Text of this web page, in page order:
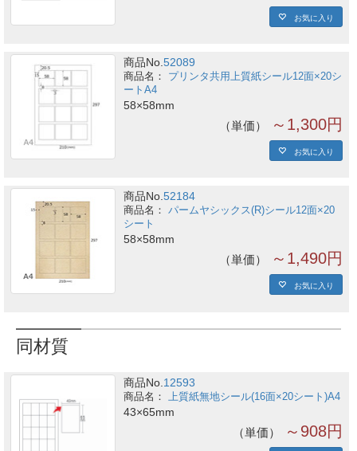
お気に入り
商品No.52089
プリンタ共用上質紙シール12面×20シ
ートA4
58×58mm
単価 ～1,300円
お気に入り
商品No.52184
パームヤシックス(R)シール12面×20
シート
58×58mm
単価 ～1,490円
お気に入り
同材質
商品No. 12593
上質紙無地シール(16面×20シート)A4
43×65mm
単価 ～908円